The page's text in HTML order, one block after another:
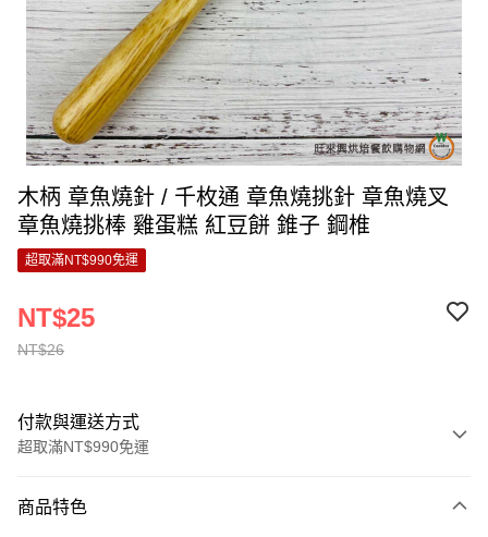
木柄 章魚燒針 / 千枚通 章魚燒挑針 章魚燒叉
章魚燒挑棒 雞蛋糕 紅豆餅 錐子 鋼椎
超取滿NT$990免運
NT$26
NT$25
付款與運送方式
超取滿NT$990免運
信用卡一次付款
商品特色